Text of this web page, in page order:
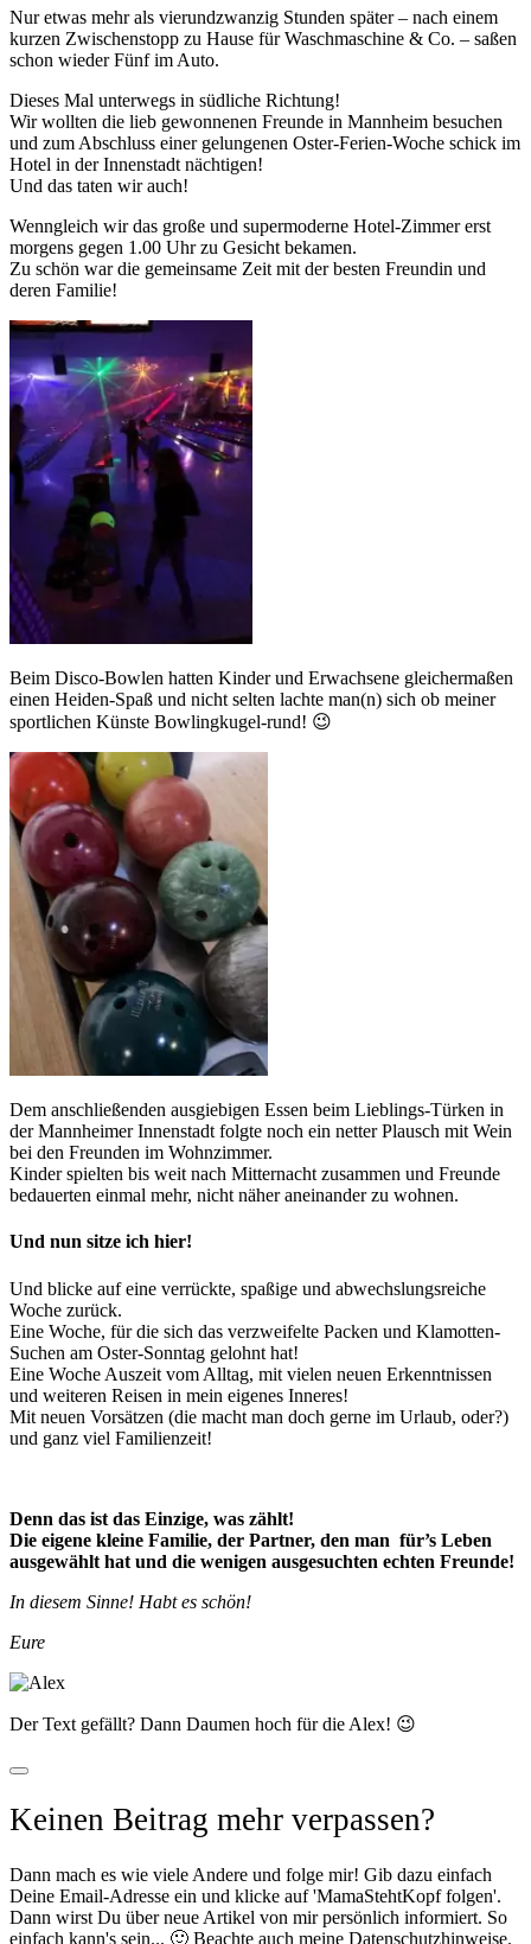
Nur etwas mehr als vierundzwanzig Stunden später – nach einem
kurzen Zwischenstopp zu Hause für Waschmaschine & Co. – saßen
schon wieder Fünf im Auto.
Dieses Mal unterwegs in südliche Richtung!
Wir wollten die lieb gewonnenen Freunde in Mannheim besuchen
und zum Abschluss einer gelungenen Oster-Ferien-Woche schick im
Hotel in der Innenstadt nächtigen!
Und das taten wir auch!
Wenngleich wir das große und supermoderne Hotel-Zimmer erst
morgens gegen 1.00 Uhr zu Gesicht bekamen.
Zu schön war die gemeinsame Zeit mit der besten Freundin und
deren Familie!
Beim Disco-Bowlen hatten Kinder und Erwachsene gleichermaßen
einen Heiden-Spaß und nicht selten lachte man(n) sich ob meiner
sportlichen Künste Bowlingkugel-rund! 😉
Dem anschließenden ausgiebigen Essen beim Lieblings-Türken in
der Mannheimer Innenstadt folgte noch ein netter Plausch mit Wein
bei den Freunden im Wohnzimmer.
Kinder spielten bis weit nach Mitternacht zusammen und Freunde
bedauerten einmal mehr, nicht näher aneinander zu wohnen.
Und nun sitze ich hier!
Und blicke auf eine verrückte, spaßige und abwechslungsreiche
Woche zurück.
Eine Woche, für die sich das verzweifelte Packen und Klamotten-
Suchen am Oster-Sonntag gelohnt hat!
Eine Woche Auszeit vom Alltag, mit vielen neuen Erkenntnissen
und weiteren Reisen in mein eigenes Inneres!
Mit neuen Vorsätzen (die macht man doch gerne im Urlaub, oder?)
und ganz viel Familienzeit!
Denn das ist das Einzige, was zählt!
Die eigene kleine Familie, der Partner, den man für’s Leben
ausgewählt hat und die wenigen ausgesuchten echten Freunde!
In diesem Sinne! Habt es schön!
Eure
Der Text gefällt? Dann Daumen hoch für die Alex! 😉
Keinen Beitrag mehr verpassen?
Dann mach es wie viele Andere und folge mir! Gib dazu einfach
Deine Email-Adresse ein und klicke auf 'MamaStehtKopf folgen'.
Dann wirst Du über neue Artikel von mir persönlich informiert. So
einfach kann's sein... 🙂 Beachte auch meine Datenschutzhinweise.